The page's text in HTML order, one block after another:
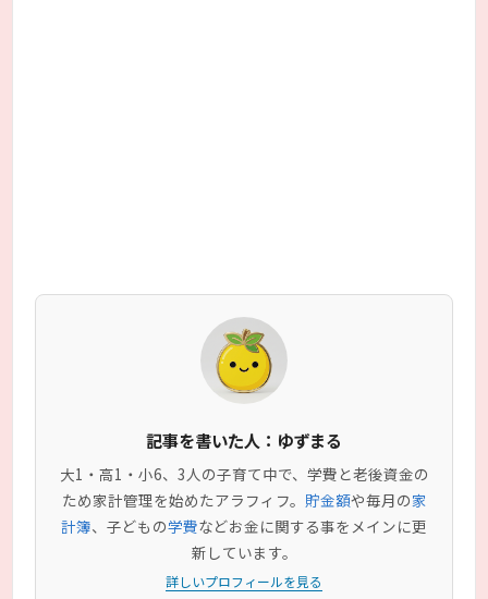
記事を書いた人：ゆずまる
大1・高1・小6、3人の子育て中で、学費と老後資金の
ため家計管理を始めたアラフィフ。 貯金額や毎月の家
計簿、子どもの学費などお金に関する事をメインに更
新しています。
詳しいプロフィールを見る